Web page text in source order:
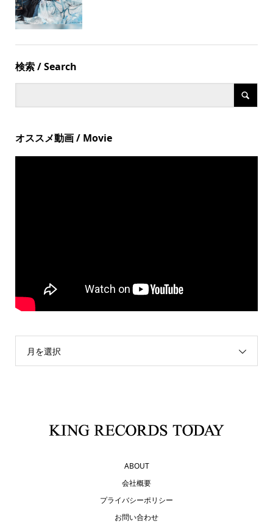
検索 / Search
オススメ動画 / Movie
月を選択
ABOUT
会社概要
プライバシーポリシー
お問い合わせ